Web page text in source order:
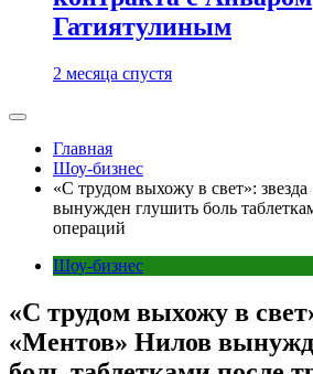
Гатиятулиным
2 месяца спустя
Главная
Шоу-бизнес
«С трудом выхожу в свет»:
вынужден глушить боль
операций
Шоу-бизнес
«С трудом выхожу в
«Ментов» Нилов